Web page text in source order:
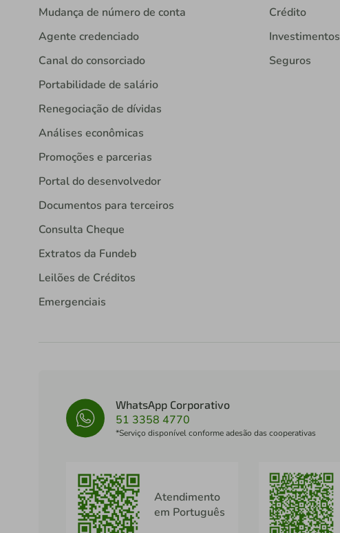
Mudança de número de conta
Agente credenciado
Canal do consorciado
Portabilidade de salário
Renegociação de dívidas
Análises econômicas
Promoções e parcerias
Portal do desenvolvedor
Documentos para terceiros
Consulta Cheque
Extratos da Fundeb
Leilões de Créditos
Emergenciais
Crédito
Investimentos
Seguros
WhatsApp Corporativo
51 3358 4770
*Serviço disponível conforme adesão das cooperativas
Atendimento
em Português